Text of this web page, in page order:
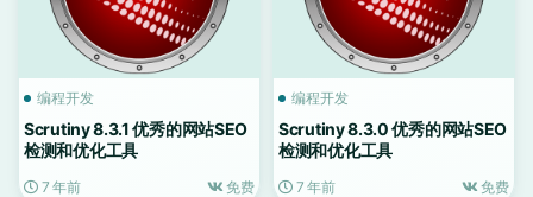
编程开发
Scrutiny 8.3.1 优秀的网站SEO
检测和优化工具
7 年前 免费
编程开发
Scrutiny 8.3.0 优秀的网站SEO
检测和优化工具
7 年前 免费